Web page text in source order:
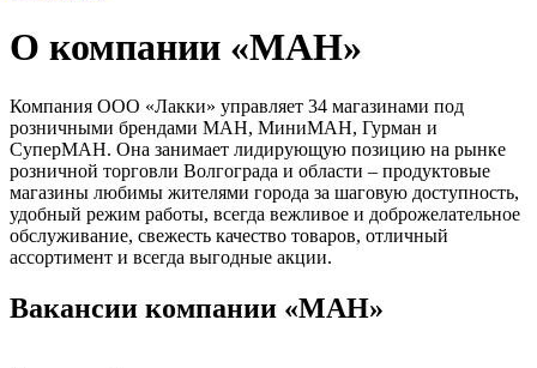
О компании «МАН»
Компания ООО «Лакки» управляет 34 магазинами под
розничными брендами МАН, МиниМАН, Гурман и
СуперМАН. Она занимает лидирующую позицию на рынке
розничной торговли Волгограда и области – продуктовые
магазины любимы жителями города за шаговую доступность,
удобный режим работы, всегда вежливое и доброжелательное
обслуживание, свежесть качество товаров, отличный
ассортимент и всегда выгодные акции.
Вакансии компании «МАН»